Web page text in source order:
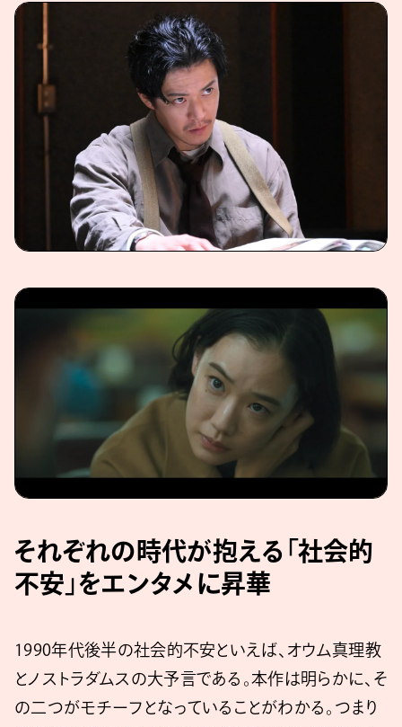
それぞれの時代が抱える「社会的
不安」をエンタメに昇華
1990年代後半の社会的不安といえば、オウム真理教
とノストラダムスの大予言である。本作は明らかに、そ
の二つがモチーフとなっていることがわかる。つまり